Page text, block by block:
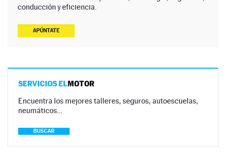
conducción y eficiencia.
APÚNTATE
SERVICIOS ELMOTOR
Encuentra los mejores talleres, seguros, autoescuelas,
neumáticos…
BUSCAR